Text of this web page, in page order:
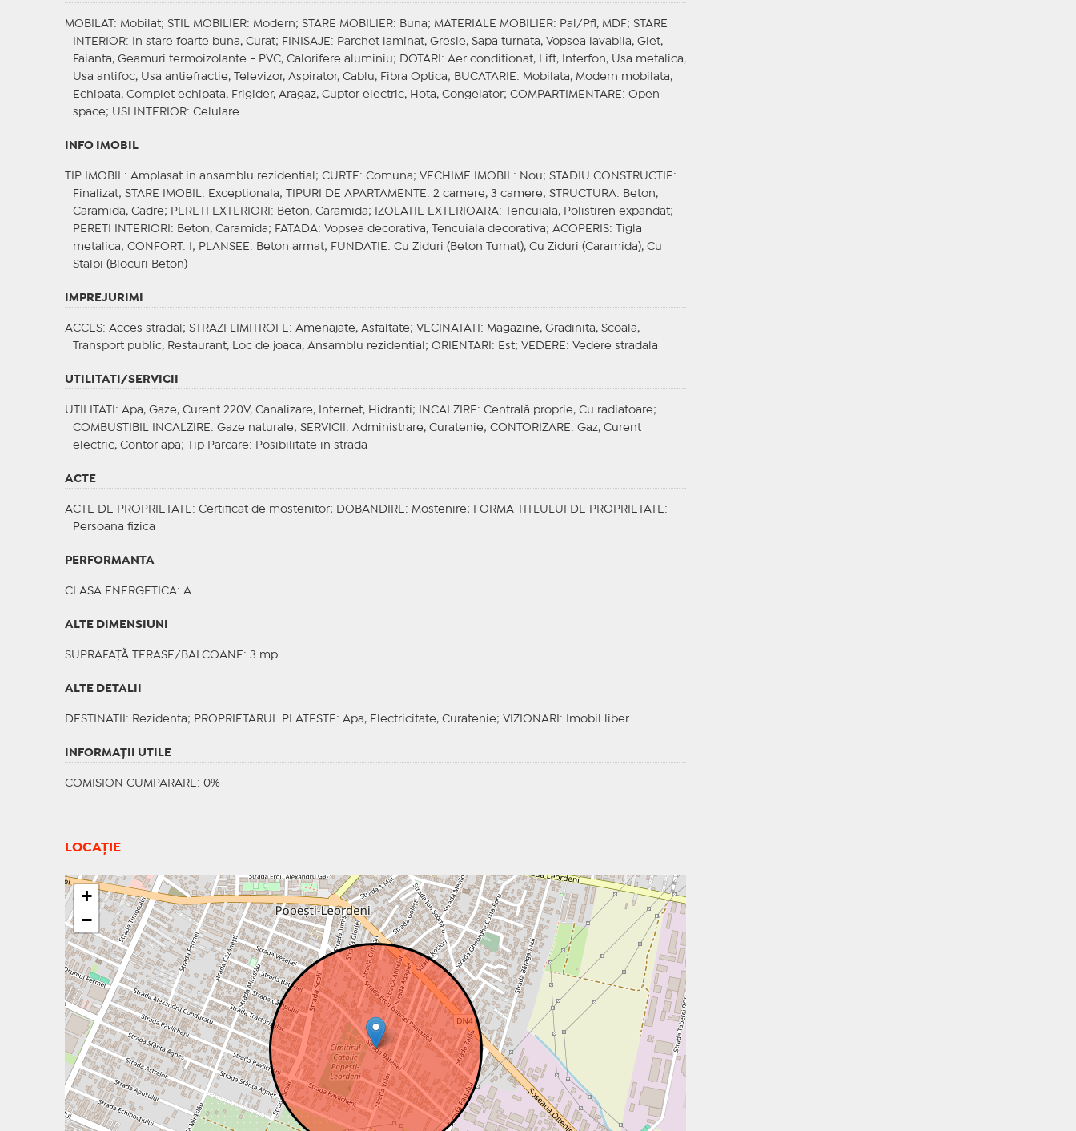
MOBILAT : Mobilat; STIL MOBILIER: Modern; STARE MOBILIER: Buna; MATERIALE MOBILIER: Pal/Pfl, MDF; STARE
INTERIOR: In stare foarte buna, Curat; FINISAJE : Parchet laminat, Gresie, Sapa turnata, Vopsea lavabila, Glet,
Faianta, Geamuri termoizolante - PVC, Calorifere aluminiu;
DOTARI : Aer conditionat, Lift, Interfon, Usa metalica,
Usa antifoc, Usa antiefractie, Televizor, Aspirator, Cablu, Fibra Optica; BUCATARIE : Mobilata, Modern mobilata,
Echipata, Complet echipata, Frigider, Aragaz, Cuptor electric, Hota, Congelator; COMPARTIMENTARE : Open
space; USI INTERIOR: Celulare
INFO IMOBIL
TIP IMOBIL : Amplasat in ansamblu rezidential; CURTE : Comuna; VECHIME IMOBIL : Nou; STADIU CONSTRUCTIE :
Finalizat; STARE IMOBIL : Exceptionala; TIPURI DE APARTAMENTE : 2 camere, 3 camere; STRUCTURA: Beton,
Caramida, Cadre; PERETI EXTERIORI : Beton, Caramida; IZOLATIE EXTERIOARA: Tencuiala, Polistiren expandat;
PERETI INTERIORI : Beton, Caramida; FATADA: Vopsea decorativa, Tencuiala decorativa; ACOPERIS: Tigla
metalica; CONFORT : I; PLANSEE : Beton armat; FUNDATIE : Cu Ziduri (Beton Turnat), Cu Ziduri (Caramida), Cu
Stalpi (Blocuri Beton)
IMPREJURIMI
ACCES: Acces stradal; STRAZI LIMITROFE : Amenajate, Asfaltate; VECINATATI
: Magazine, Gradinita, Scoala,
Transport public, Restaurant, Loc de joaca, Ansamblu rezidential; ORIENTARI : Est; VEDERE : Vedere stradala
UTILITATI/SERVICII
UTILITATI : Apa, Gaze, Curent 220V, Canalizare, Internet, Hidranti; INCALZIRE : Centrală proprie, Cu radiatoare;
COMBUSTIBIL INCALZIRE : Gaze naturale; SERVICII : Administrare, Curatenie; CONTORIZARE : Gaz, Curent
electric, Contor apa;
Tip Parcare: Posibilitate in strada
ACTE
ACTE DE PROPRIETATE : Certificat de mostenitor; DOBANDIRE : Mostenire; FORMA TITLULUI DE PROPRIETATE :
Persoana fizica
PERFORMANTA
CLASA ENERGETICA: A
ALTE DIMENSIUNI
SUPRAFAȚĂ TERASE/BALCOANE: 3 mp
ALTE DETALII
DESTINATII : Rezidenta; PROPRIETARUL PLATESTE : Apa, Electricitate, Curatenie; VIZIONARI : Imobil liber
INFORMAŢII UTILE
COMISION CUMPARARE: 0%
LOCAȚIE
+
−